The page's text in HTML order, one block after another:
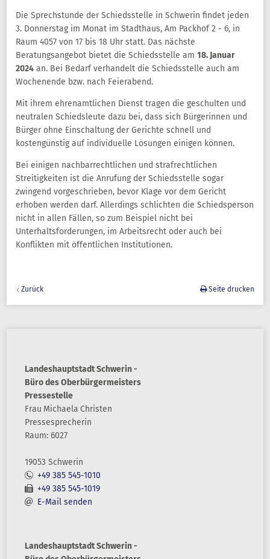
Die Sprechstunde der Schiedsstelle in Schwerin findet jeden
3. Donnerstag im Monat im Stadthaus, Am Packhof 2 - 6, in
Raum 4057 von 17 bis 18 Uhr statt. Das nächste
Beratungsangebot bietet die Schiedsstelle am 18. Januar
2024 an. Bei Bedarf verhandelt die Schiedsstelle auch am
Wochenende bzw. nach Feierabend.
Mit ihrem ehrenamtlichen Dienst tragen die geschulten und
neutralen Schiedsleute dazu bei, dass sich Bürgerinnen und
Bürger ohne Einschaltung der Gerichte schnell und
kostengünstig auf individuelle Lösungen einigen können.
Bei einigen nachbarrechtlichen und strafrechtlichen
Streitigkeiten ist die Anrufung der Schiedsstelle sogar
zwingend vorgeschrieben, bevor Klage vor dem Gericht
erhoben werden darf. Allerdings schlichten die Schiedsperson
nicht in allen Fällen, so zum Beispiel nicht bei
Unterhaltsforderungen, im Arbeitsrecht oder auch bei
Konflikten mit öffentlichen Institutionen.
Zurück Seite drucken
Landeshauptstadt Schwerin -
Büro des Oberbürgermeisters
Pressestelle
Frau Michaela Christen
Pressesprecherin
Raum: 6027
19053 Schwerin
+49 385 545-1010
+49 385 545-1019
E-Mail senden
Landeshauptstadt Schwerin -